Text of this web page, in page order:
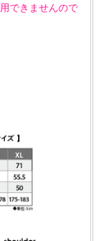
できませんので